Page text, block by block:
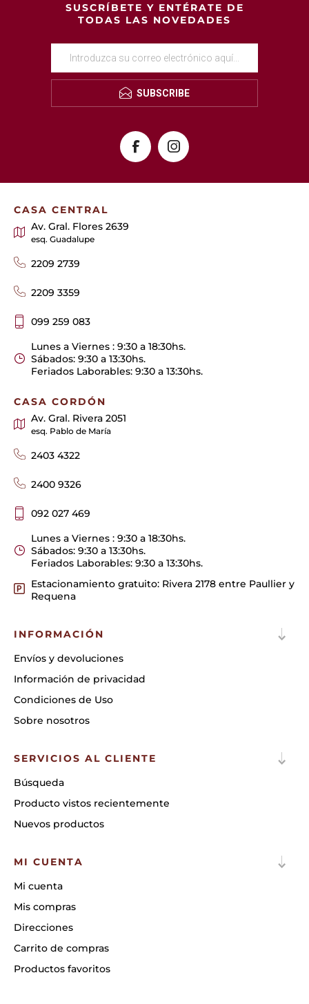
SUSCRÍBETE Y ENTÉRATE DE
TODAS LAS NOVEDADES
SUBSCRIBE
CASA CENTRAL
Av. Gral. Flores 2639
esq. Guadalupe
2209 2739
2209 3359
099 259 083
Lunes a Viernes : 9:30 a 18:30hs.
Sábados: 9:30 a 13:30hs.
Feriados Laborables: 9:30 a 13:30hs.
CASA CORDÓN
Av. Gral. Rivera 2051
esq. Pablo de María
2403 4322
2400 9326
092 027 469
Lunes a Viernes : 9:30 a 18:30hs.
Sábados: 9:30 a 13:30hs.
Feriados Laborables: 9:30 a 13:30hs.
Estacionamiento gratuito: Rivera 2178 entre Paullier y
Requena
INFORMACIÓN
Envíos y devoluciones
Información de privacidad
Condiciones de Uso
Sobre nosotros
SERVICIOS AL CLIENTE
Búsqueda
Producto vistos recientemente
Nuevos productos
MI CUENTA
Mi cuenta
Mis compras
Direcciones
Carrito de compras
Productos favoritos